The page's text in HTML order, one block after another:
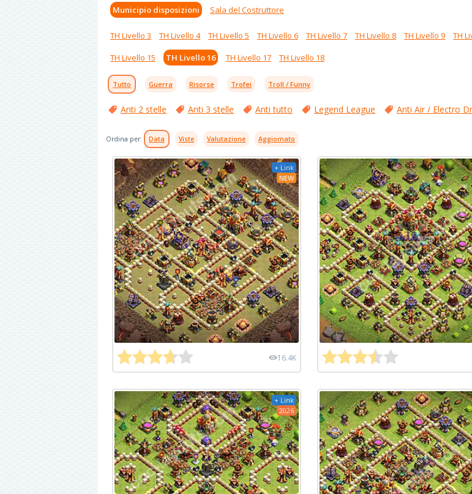
Municipio disposizioni Sala del Costruttore
TH Livello 3 TH Livello 4 TH Livello 5 TH Livello 6 TH Livello 7 TH Livello 8 TH Livello 9 TH
TH Livello 15
TH Livello 16 TH Livello 17 TH Livello 18
Tutto Guerra Risorse Trofei Troll / Funny
Anti 2 stelle Anti 3 stelle Anti tutto Legend League Anti Air / Electro
Ordina per: Data Viste Valutazione Aggiornato
+ Link
NEW
16.4K
+ Link
2026